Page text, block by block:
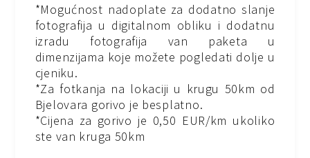
*Mogućnost nadoplate za dodatno slanje
fotografija u digitalnom obliku i dodatnu
izradu fotografija van paketa u
dimenzijama koje možete pogledati dolje u
cjeniku.
*Za fotkanja na lokaciji u krugu 50km od
Bjelovara gorivo je besplatno.
*Cijena za gorivo je 0,50 EUR/km ukoliko
ste van kruga 50km